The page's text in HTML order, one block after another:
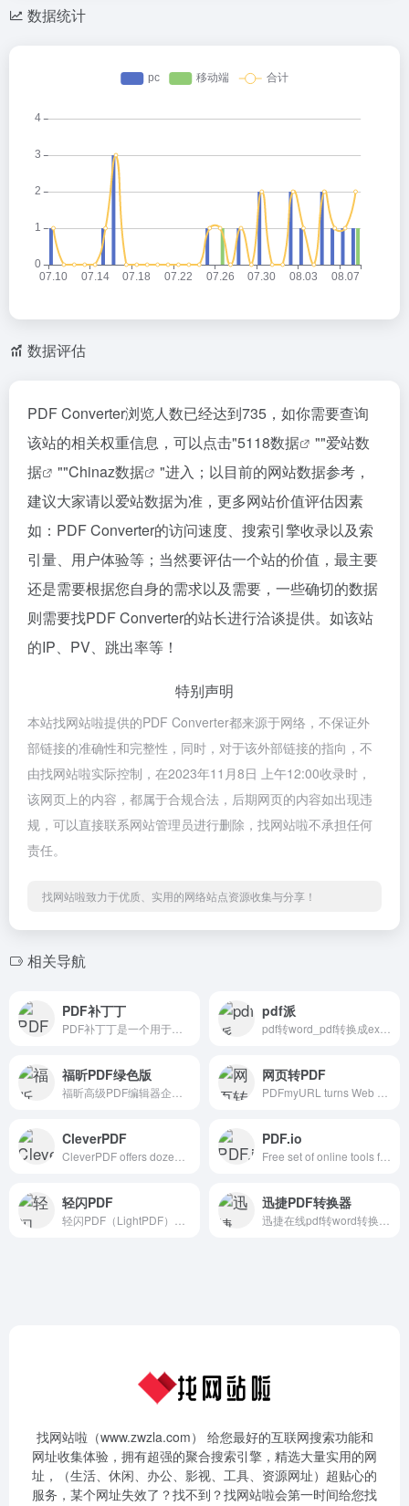
数据统计
数据评估
PDF Converter浏览人数已经达到735，如你需要查询
该站的相关权重信息，可以点击"5118数据 ""爱站数
据
""Chinaz数据
"进入；以目前的网站数据参考，
建议大家请以爱站数据为准，更多网站价值评估因素
如：PDF Converter的访问速度、搜索引擎收录以及索
引量、用户体验等；当然要评估一个站的价值，最主要
还是需要根据您自身的需求以及需要，一些确切的数据
则需要找PDF Converter的站长进行洽谈提供。如该站
的IP、PV、跳出率等！
特别声明
本站找网站啦提供的PDF Converter都来源于网络，不保证外
部链接的准确性和完整性，同时，对于该外部链接的指向，不
由找网站啦实际控制，在2023年11月8日 上午12:00收录时，
该网页上的内容，都属于合规合法，后期网页的内容如出现违
规，可以直接联系网站管理员进行删除，找网站啦不承担任何
责任。
找网站啦致力于优质、实用的网络站点资源收集与分享！
相关导航
PDF补丁丁 pdf派
福昕PDF绿色版 网页转PDF
CleverPDF PDF.io
轻闪PDF 迅捷PDF转换器
找网站啦（www.zwzla.com） 给您最好的互联网搜索功能和
网址收集体验，拥有超强的聚合搜索引擎，精选大量实用的网
址，（生活、休闲、办公、影视、工具、资源网址）超贴心的
服务，某个网址失效了？找不到？找网站啦会第一时间给您找